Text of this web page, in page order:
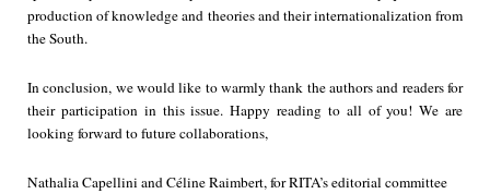
production of knowledge and theories and their internationalization from
the South.
In conclusion, we would like to warmly thank the authors and readers for
their participation in this issue. Happy reading to all of you! We are
looking forward to future collaborations,
Nathalia Capellini and Céline Raimbert, for RITA’s editorial committee